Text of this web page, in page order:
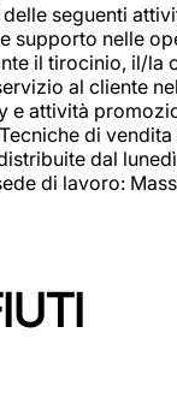
seguenti
nelle
il tirocinio,
al cliente
attività
di
dal
di lavoro: